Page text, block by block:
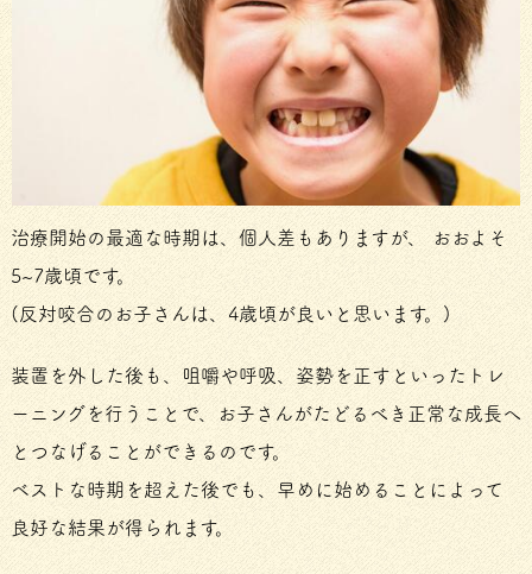
治療開始の最適な時期は、個人差もありますが、 おおよそ
5~7歳頃です。
(反対咬合のお子さんは、4歳頃が良いと思います。)
装置を外した後も、咀嚼や呼吸、姿勢を正すといったトレ
ーニングを行うことで、お子さんがたどるべき正常な成長へ
とつなげることができるのです。
ベストな時期を超えた後でも、早めに始めることによって
良好な結果が得られます。